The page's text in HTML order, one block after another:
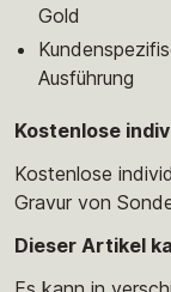
Gold
Ausführung
Kostenlose
Kostenlose
Gravur von
Dieser Artikel